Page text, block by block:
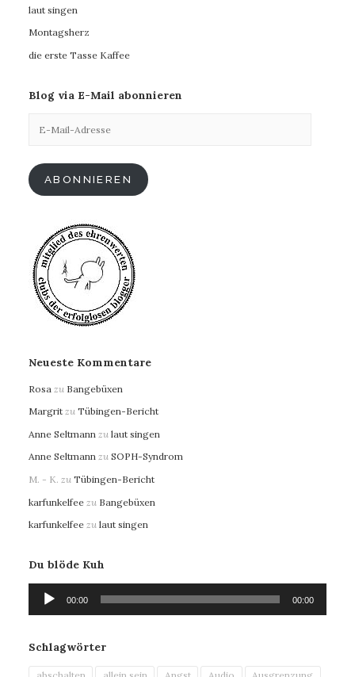
laut singen
Montagsherz
die erste Tasse Kaffee
Blog via E-Mail abonnieren
Mail-
ABONNIEREN
Neueste Kommentare
Rosa zu Bangebüxen
Margrit zu Tübingen-Bericht
Anne Seltmann zu laut singen
Anne Seltmann zu SOPH-Syndrom
M. - K. zu Tübingen-Bericht
karfunkelfee zu Bangebüxen
karfunkelfee zu laut singen
Du blöde Kuh
Audio-
Player
00:00 00:00
Schlagwörter